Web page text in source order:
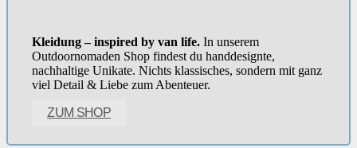
Kleidung – inspired by van life. In unserem
Outdoornomaden Shop findest du handdesignte,
nachhaltige Unikate. Nichts klassisches, sondern mit ganz
viel Detail & Liebe zum Abenteuer.
ZUM SHOP